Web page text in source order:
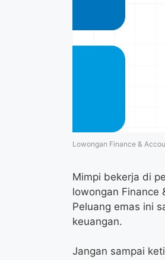
Lowongan Finance &
Mimpi bekerja di
lowongan Finance
Peluang emas ini
keuangan.
Jangan sampai